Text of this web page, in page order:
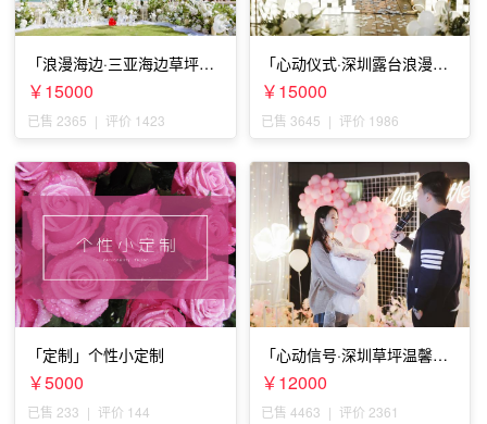
「浪漫海边·三亚海边草坪浪
漫求婚」
￥15000
已售 2365 | 评价 1423
「心动仪式·深圳露台浪漫求
婚」
￥15000
已售 3645 | 评价 1986
「定制」个性小定制
￥5000
已售 233 | 评价 144
「心动信号·深圳草坪温馨求
婚」
￥12000
已售 4463 | 评价 2361